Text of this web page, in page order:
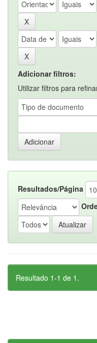
Adicionar filtros:
Utilizar filtros para
Resultados/Página
Resultado 1-1 de 1.